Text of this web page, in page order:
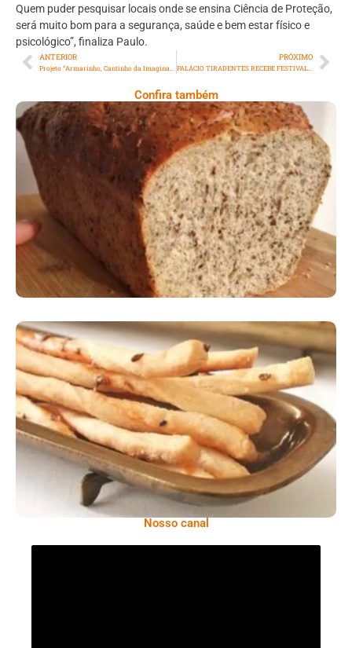
Quem puder pesquisar locais onde se ensina Ciência de Proteção,
será muito bom para a segurança, saúde e bem estar físico e
psicológico”, finaliza Paulo.
ANTERIOR PRÓXIMO
PALÁCIO TIRADENTES RECEBE FESTIVAL DE MÚSICA E ARQUITETURA
Confira também
Comer Bem: Pão Low Carb
Comer Bem: Palitinhos De Cebola E Salsa
Nosso canal